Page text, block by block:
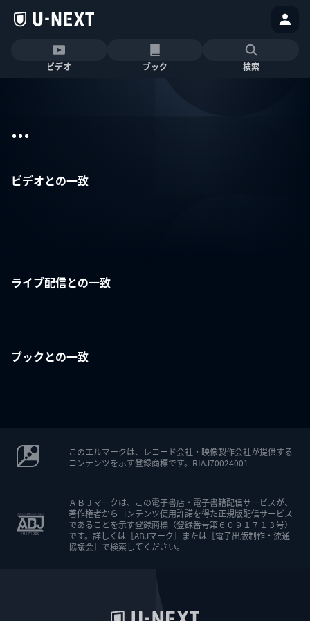
ビデオ ブック 検索
...
ビデオとの一致
ライブ配信との一致
ブックとの一致
このエルマークは、レコード会社・映像製作会社が提供する
コンテンツを示す登録商標です。RIAJ70024001
ＡＢＪマークは、この電子書店・電子書籍配信サービスが、
著作権者からコンテンツ使用許諾を得た正規版配信サービス
であることを示す登録商標（登録番号第６０９１７１３号）
です。詳しくは［ABJマーク］または［電子出版制作・流通
協議会］で検索してください。